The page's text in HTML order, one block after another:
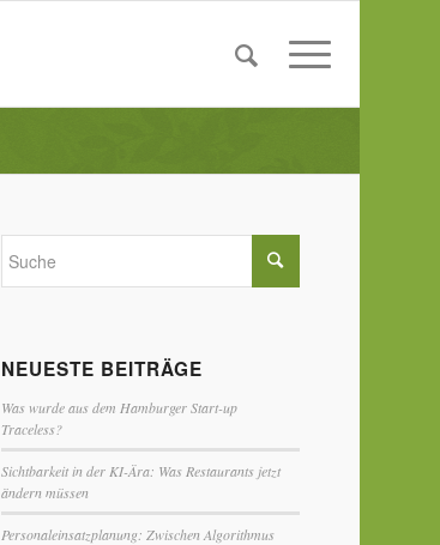
NEUESTE BEITRÄGE
Was wurde aus dem Hamburger Start-up
Traceless?
Sichtbarkeit in der KI-Ära: Was Restaurants jetzt
ändern müssen
Personaleinsatzplanung: Zwischen Algorithmus